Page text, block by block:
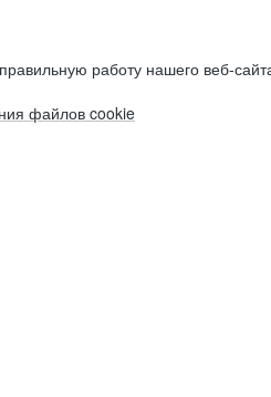
работу нашего веб-
файлов cookie